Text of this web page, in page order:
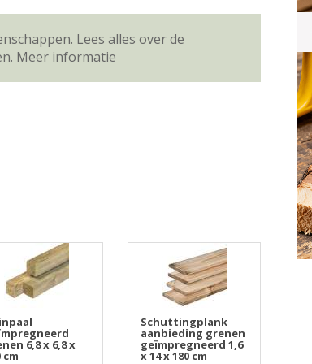
Lees alles over de
Meer informatie
6,8 x 6,8 x
cm
Schuttingplank
aanbieding grenen
geïmpregneerd 1,6
x 14 x 180 cm